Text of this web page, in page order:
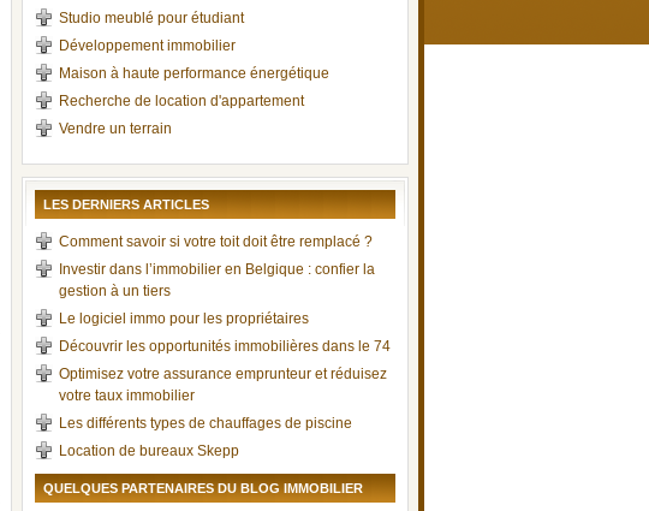
Studio meublé pour étudiant
Développement immobilier
Maison à haute performance énergétique
Recherche de location d'appartement
Vendre un terrain
LES DERNIERS ARTICLES
Comment savoir si votre toit doit être remplacé ?
Investir dans l’immobilier en Belgique : confier la
gestion à un tiers
Le logiciel immo pour les propriétaires
Découvrir les opportunités immobilières dans le 74
Optimisez votre assurance emprunteur et réduisez
votre taux immobilier
Les différents types de chauffages de piscine
Location de bureaux Skepp
QUELQUES PARTENAIRES DU BLOG IMMOBILIER